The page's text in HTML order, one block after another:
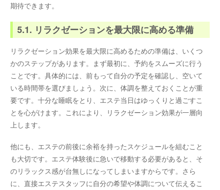
期待できます。
5.1. リラクゼーションを最大限に高める準備
リラクゼーション効果を最大限に高めるための準備は、いくつ
かのステップがあります。まず最初に、予約をスムーズに行う
ことです。具体的には、前もって自分の予定を確認し、空いて
いる時間帯を選びましょう。次に、体調を整えておくことが重
要です。十分な睡眠をとり、エステ当日はゆっくりと過ごすこ
とを心がけます。これにより、リラクゼーション効果が一層向
上します。
他にも、エステの前後に余裕を持ったスケジュールを組むこと
も大切です。エステ体験後に急いで移動する必要があると、そ
のリラックス感が台無しになってしまいますからです。さら
に、直接エステスタッフに自分の希望や体調について伝えるこ